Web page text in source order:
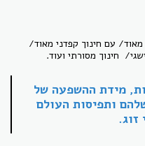
עם חינוך קפדני מאוד/
חינוך מסורתי ועוד.
מידת ההשפעה של
ותפיסות העולם
זוג.